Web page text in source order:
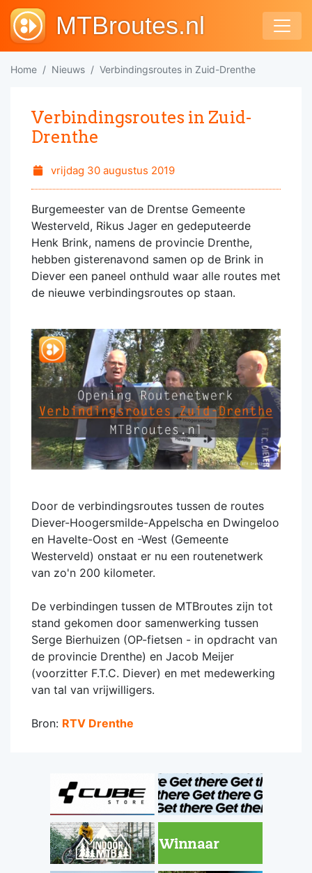
MTBroutes.nl
Home Nieuws Verbindingsroutes in Zuid-Drenthe
Verbindingsroutes in Zuid-
Drenthe
vrijdag 30 augustus 2019
Burgemeester van de Drentse Gemeente
Westerveld, Rikus Jager en gedeputeerde
Henk Brink, namens de provincie Drenthe,
hebben gisterenavond samen op de Brink in
Diever een paneel onthuld waar alle routes met
de nieuwe verbindingsroutes op staan.
Door de verbindingsroutes tussen de routes
Diever-Hoogersmilde-Appelscha en Dwingeloo
en Havelte-Oost en -West (Gemeente
Westerveld) onstaat er nu een routenetwerk
van zo'n 200 kilometer.
De verbindingen tussen de MTBroutes zijn tot
stand gekomen door samenwerking tussen
Serge Bierhuizen (OP-fietsen - in opdracht van
de provincie Drenthe) en Jacob Meijer
(voorzitter F.T.C. Diever) en met medewerking
van tal van vrijwilligers.
Bron: RTV Drenthe